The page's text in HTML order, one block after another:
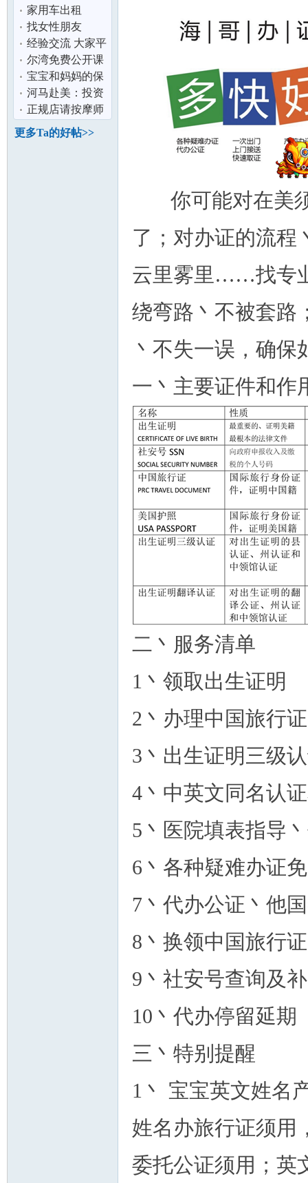
间,5/1/20 可迁入
家用车出租
找女性朋友
经验交流 大家平
时是怎么巩固孩
子的中文的
尔湾免费公开课
宝宝和妈妈的保
障对比,哪款更让
您安心
河马赴美：投资
美国房产的黄金
准则（上）
正规店请按摩师
（色免、大费
更多Ta的好帖>>
你可能对在美须
了；对办证的流程
云里雾里……找专
绕弯路丶不被套路
丶不失一误，确
一丶主要证件和作
二丶服务清单
1丶领取出生证明
2丶办理中国旅行
3丶出生证明三级
4丶中英文同名认
5丶医院填表指导
6丶各种疑难办证
7丶代办公证丶他
8丶换领中国旅行
9丶社安号查询及
10丶代办停留延期
三丶特别提醒
1丶 宝宝英文姓名
姓名办旅行证须用
委托公证须用；英